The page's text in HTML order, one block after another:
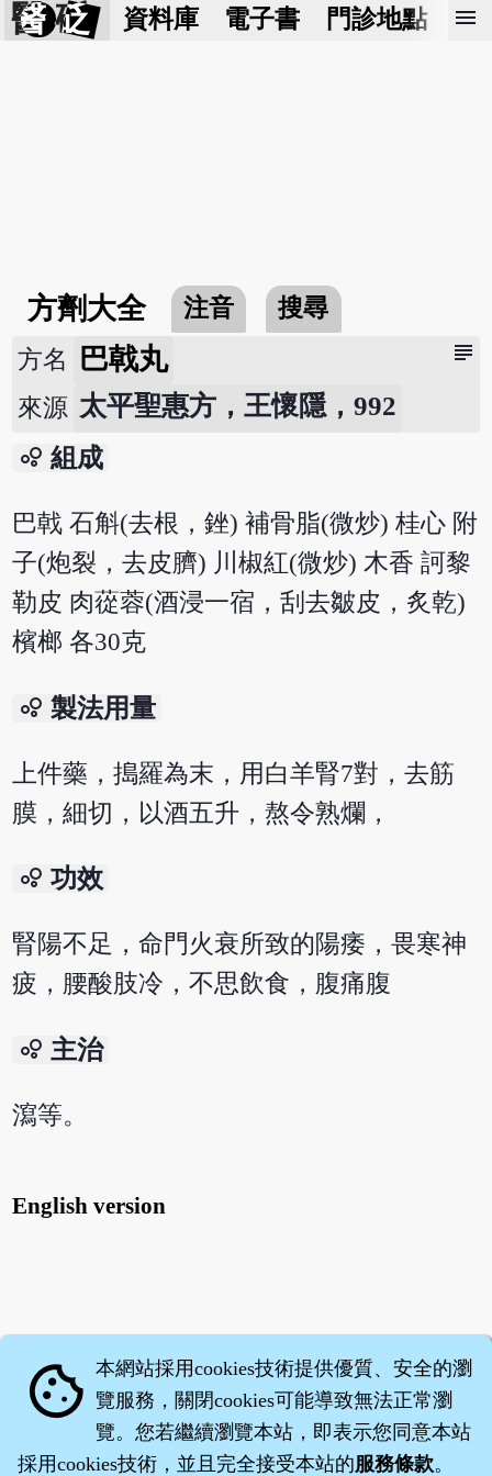
醫 砭 資料庫 電子書 門診地點 預
menu
方劑大全 注音 搜尋
subject
方名 巴戟丸
來源 太平聖惠方，王懷隱，992
bubble_chart 組成
巴戟 石斛(去根，銼) 補骨脂(微炒) 桂心 附
子(炮裂，去皮臍) 川椒紅(微炒) 木香 訶黎
勒皮 肉蓯蓉(酒浸一宿，刮去皺皮，炙乾)
檳榔 各30克
bubble_chart 製法用量
上件藥，搗羅為末，用白羊腎7對，去筋
膜，細切，以酒五升，熬令熟爛，
bubble_chart 功效
腎陽不足，命門火衰所致的陽痿，畏寒神
疲，腰酸肢冷，不思飲食，腹痛腹
bubble_chart 主治
瀉等。
English version
cookie 本網站採用cookies技術提供優質、安全的瀏
覽服務，關閉cookies可能導致無法正常瀏
覽。您若繼續瀏覽本站，即表示您同意本站
採用cookies技術，並且完全接受本站的服務條款。